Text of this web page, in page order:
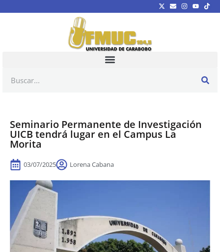
Seminario Permanente de Investigación
UICB tendrá lugar en el Campus La
Morita
03/07/2025 Lorena Cabana